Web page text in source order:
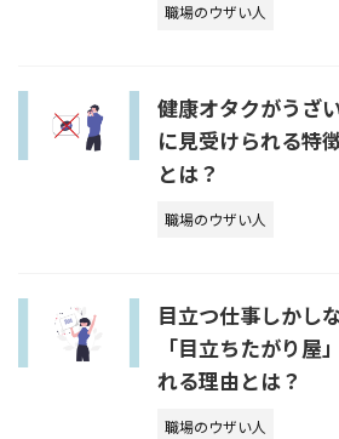
職場のウザい人
健康オタクがうざ
に見受けられる特
とは？
職場のウザい人
目立つ仕事しかし
「目立ちたがり屋
れる理由とは？
職場のウザい人